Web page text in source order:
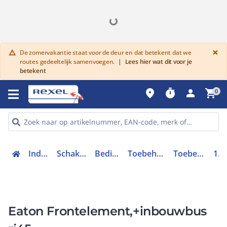
warning De zomervakantie staat voor de deur en dat betekent dat we
routes gedeeltelijk samenvoegen. |
Lees hier wat dit voor je
betekent
×
place timer person shopping_cart0
Industriele componenten Schakelen, bedienen en signaleren Bedieningen en signaleringen Toebehoren bedieningen en signaleringen Toebehoren drukknop / signaallamp 107413
Eaton Frontelement,+inbouwbus